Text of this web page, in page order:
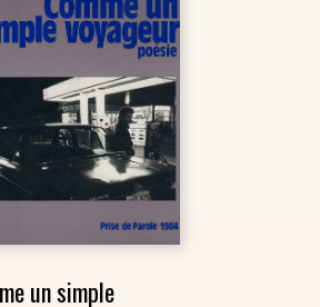
un simple